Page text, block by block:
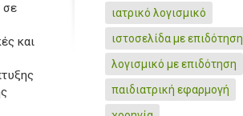
σε
και
ιατρικό λογισμικό
ιστοσελίδα με επιδότηση
λογισμικό με επιδότηση
παιδιατρική εφαρμογή